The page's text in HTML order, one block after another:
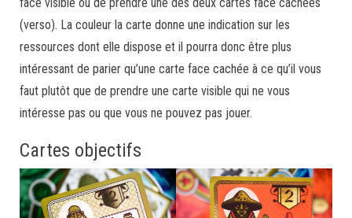
(verso). La couleur la carte donne une indication sur les
ressources dont elle dispose et il pourra donc être plus
intéressant de parier qu’une carte face cachée à ce qu’il vous
faut plutôt que de prendre une carte visible qui ne vous
intéresse pas ou que vous ne pouvez pas jouer.
Cartes objectifs